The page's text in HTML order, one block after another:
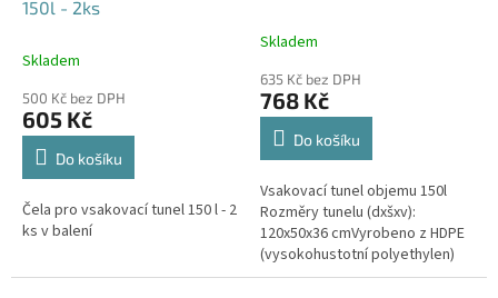
150l - 2ks
Skladem
500 Kč bez DPH
605 Kč
Do košíku
Čela pro vsakovací tunel 150 l - 2
ks v balení
Průměrné
produktu
je
4,6
hvězdiček.
Skladem
635 Kč bez DPH
768 Kč
Do košíku
Vsakovací tunel objemu 150l
Rozměry tunelu (dxšxv):
120x50x36 cmVyrobeno z HDPE
(vysokohustotní polyethylen)
Nosnost bloků až 3,5t - možno